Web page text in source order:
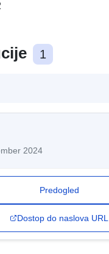
1
2024
Predogled
Dostop do naslova URL